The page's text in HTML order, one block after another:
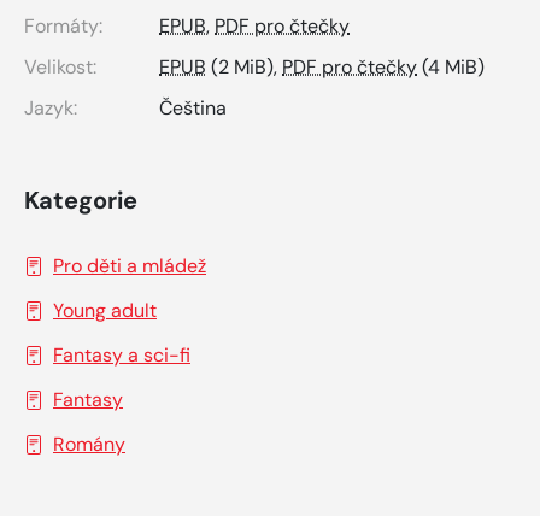
Formáty:
EPUB, PDF pro čtečky
Velikost:
EPUB (2 MiB), PDF pro čtečky(4 MiB)
Jazyk:
Čeština
Kategorie
Pro děti a mládež
Young adult
Fantasy a sci-fi
Fantasy
Romány